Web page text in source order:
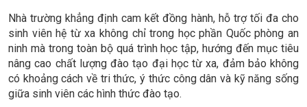
Nhà trường khẳng định cam kết đồng hành, hỗ trợ tối đa cho
sinh viên hệ từ xa không chỉ trong học phần Quốc phòng an
ninh mà trong toàn bộ quá trình học tập, hướng đến mục tiêu
nâng cao chất lượng đào tạo đại học từ xa, đảm bảo không
có khoảng cách về tri thức, ý thức công dân và kỹ năng sống
giữa sinh viên các hình thức đào tạo.